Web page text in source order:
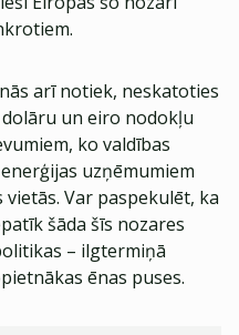
arī notiek, neskatoties
dolāru un eiro nodokļu
ko valdības
uzņēmumiem
vietās. Var paspekulēt, ka
šāda šīs nozares
– ilgtermiņā
ēnas puses.